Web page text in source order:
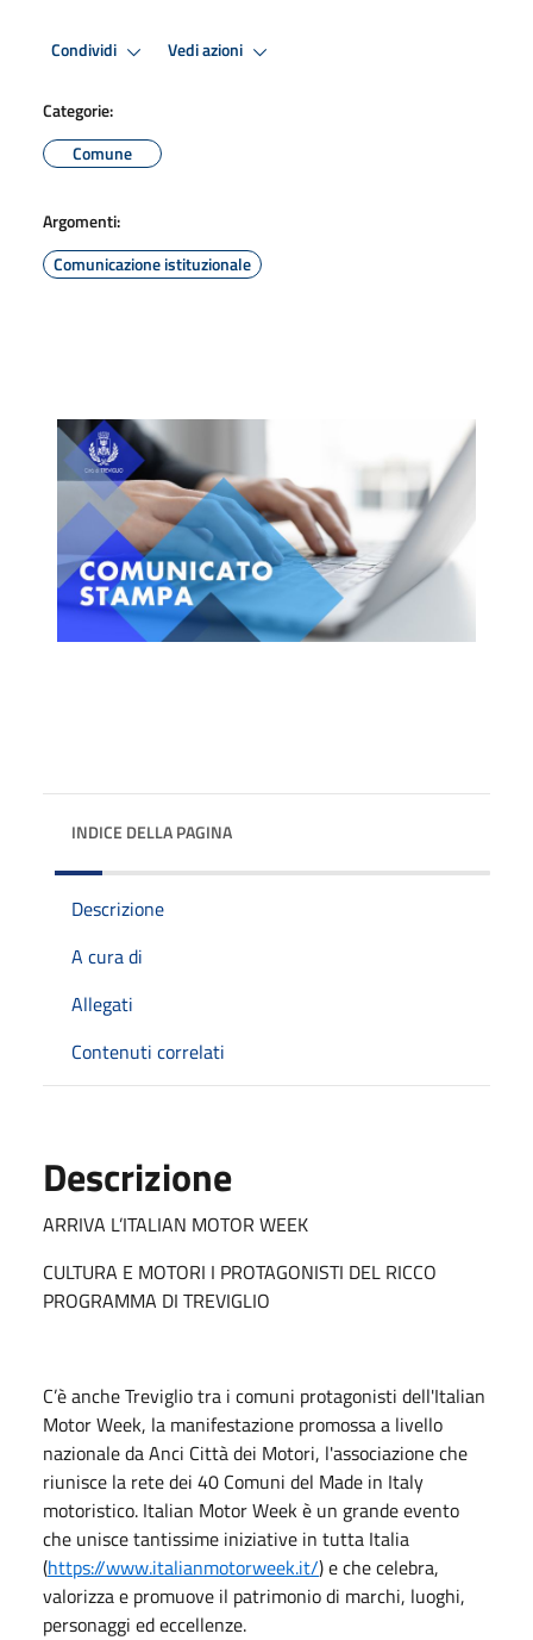
Condividi Vedi azioni
Categorie:
Comune
Argomenti:
Comunicazione istituzionale
INDICE DELLA PAGINA
Descrizione
A cura di
Allegati
Contenuti correlati
Descrizione
ARRIVA L’ITALIAN MOTOR WEEK
CULTURA E MOTORI I PROTAGONISTI DEL RICCO
PROGRAMMA DI TREVIGLIO
C’è anche Treviglio tra i comuni protagonisti dell'Italian
Motor Week, la manifestazione promossa a livello
nazionale da Anci Città dei Motori, l'associazione che
riunisce la rete dei 40 Comuni del Made in Italy
motoristico. Italian Motor Week è un grande evento
che unisce tantissime iniziative in tutta Italia
(https://www.italianmotorweek.it/) e che celebra,
valorizza e promuove il patrimonio di marchi, luoghi,
personaggi ed eccellenze.